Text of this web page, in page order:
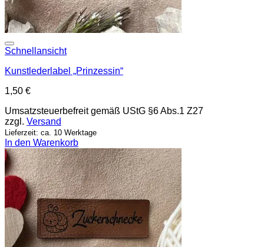
Schnellansicht
Kunstlederlabel „Prinzessin“
1,50 €
Umsatzsteuerbefreit gemäß UStG §6 Abs.1 Z27
zzgl. Versand
Lieferzeit: ca. 10 Werktage
In den Warenkorb